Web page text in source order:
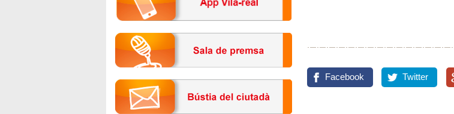
Facebook Twitter